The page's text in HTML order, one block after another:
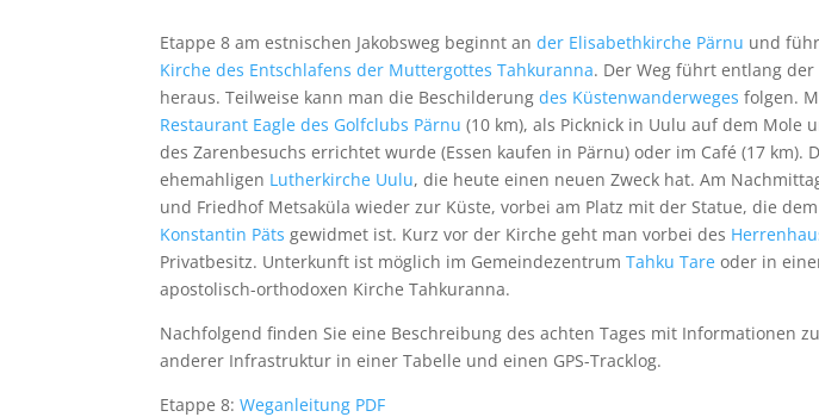
Etappe 8 am estnischen Jakobsweg beginnt ander Elisabethkirche Pärnu und
Kirche des Entschlafens der Muttergottes Tahkuranna. Der Weg führt entlang
heraus. Teilweise kann man die Beschilderungdes Küstenwanderweges folgen.
Restaurant Eagle des Golfclubs Pärnu (10 km), als Picknick in Uulu auf dem Mole
des Zarenbesuchs errichtet wurde (Essen kaufen in Pärnu) oder im Café (17 km).
ehemahligen Lutherkirche Uulu, die heute einen neuen Zweck hat. Am
und Friedhof Metsaküla wieder zur Küste, vorbei am Platz mit der Statue, die
Konstantin Päts gewidmet ist. Kurz vor der Kirche geht man vorbei des
Privatbesitz. Unterkunft ist möglich im Gemeindezentrum Tahku Tare oder in
apostolisch-orthodoxen Kirche Tahkuranna.
Nachfolgend finden Sie eine Beschreibung des achten Tages mit Informationen
anderer Infrastruktur in einer Tabelle und einen GPS-Tracklog.
Etappe 8:Weganleitung PDF